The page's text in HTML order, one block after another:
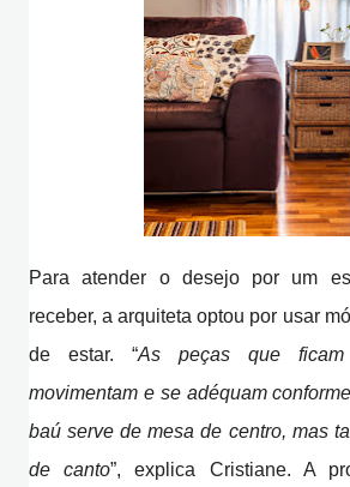
Para atender o desejo por um
receber, a arquiteta optou por usar
de estar. “As peças que
movimentam e se adéquam
baú serve de mesa de centro, mas
de canto”, explica Cristiane. A